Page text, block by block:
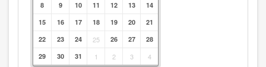
8
9 10 11 12 13
14
15
16 17 18 19 20
21
22
23 24 25 26 27
28
29
30 31 1 2 3 4